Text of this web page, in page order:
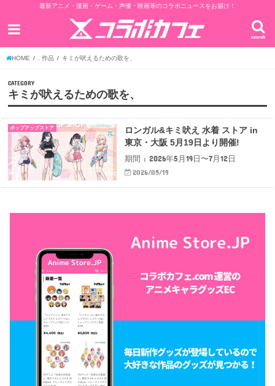
最新アニメ・漫画・ゲーム・声優・映画等のコラボニュースをお届け！
search
HOME . 作品 キミが吠えるための歌を、
CATEGORY
キミが吠えるための歌を、
ポップアップストア
ロンガル&キミ吠え 水着 ストア in
東京・大阪 5月19日より開催!
期間 : 2026年5月19日〜7月12日
2026/05/19